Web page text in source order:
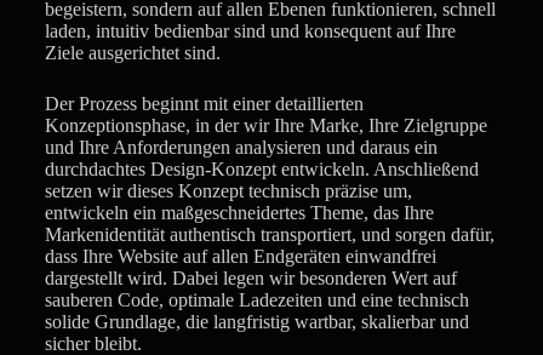
begeistern, sondern auf allen Ebenen funktionieren, schnell
laden, intuitiv bedienbar sind und konsequent auf Ihre
Ziele ausgerichtet sind.
Der Prozess beginnt mit einer detaillierten
Konzeptionsphase, in der wir Ihre Marke, Ihre Zielgruppe
und Ihre Anforderungen analysieren und daraus ein
durchdachtes Design-Konzept entwickeln. Anschließend
setzen wir dieses Konzept technisch präzise um,
entwickeln ein maßgeschneidertes Theme, das Ihre
Markenidentität authentisch transportiert, und sorgen dafür,
dass Ihre Website auf allen Endgeräten einwandfrei
dargestellt wird. Dabei legen wir besonderen Wert auf
sauberen Code, optimale Ladezeiten und eine technisch
solide Grundlage, die langfristig wartbar, skalierbar und
sicher bleibt.